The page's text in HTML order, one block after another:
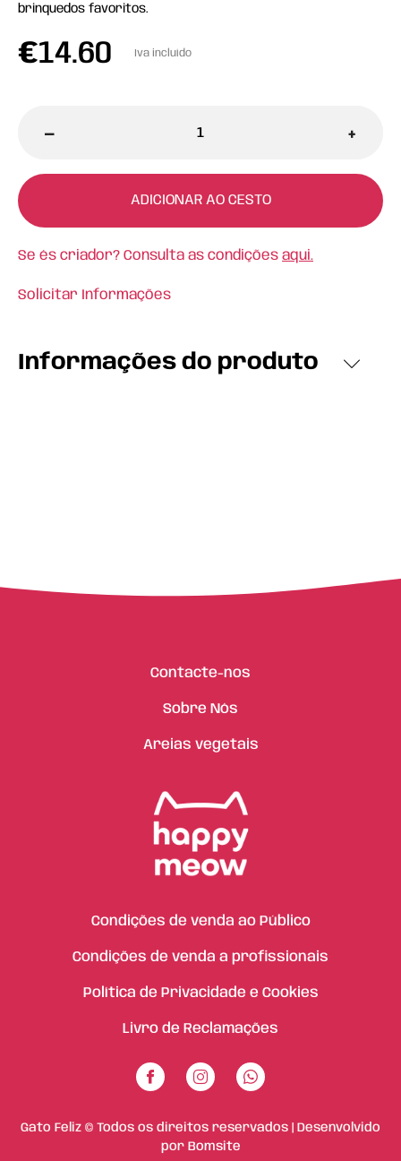
brinquedos favoritos.
€14.60 Iva incluído
- +
ADICIONAR AO CESTO
Se és criador? Consulta as condições aqui.
Solicitar Informações
Informações do produto
Contacte-nos
Sobre Nós
Areias vegetais
Condições de venda ao Público
Condições de venda a profissionais
Política de Privacidade e Cookies
Livro de Reclamações
Gato Feliz © Todos os direitos reservados | Desenvolvido
por Bomsite